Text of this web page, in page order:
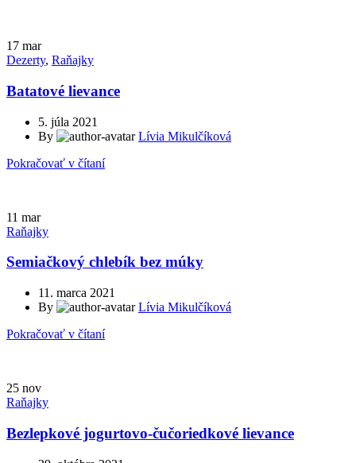
17 mar
Dezerty, Raňajky
Batatové lievance
5. júla 2021
By
Lívia Mikulčíková
Pokračovať v čítaní
11 mar
Raňajky
Semiačkový chlebík bez múky
11. marca 2021
By
Lívia Mikulčíková
Pokračovať v čítaní
25 nov
Raňajky
Bezlepkové jogurtovo-čučoriedkové lievance